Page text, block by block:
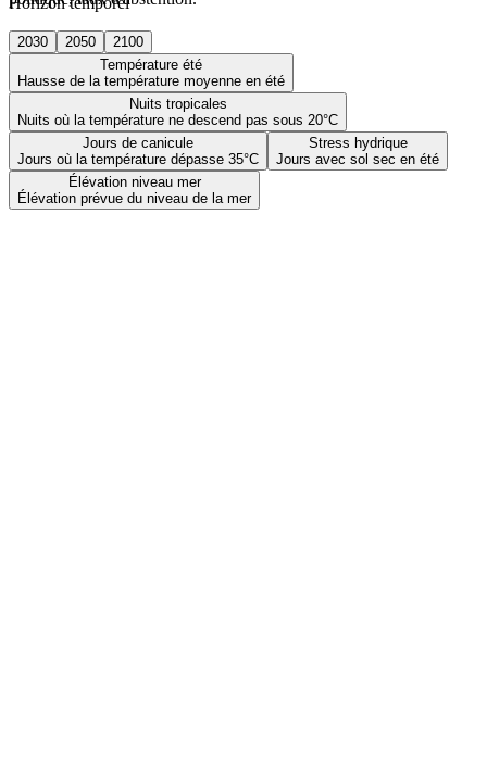
2030 2050
2100
Température été
Hausse de la température moyenne en été
Nuits tropicales
Nuits où la température ne descend pas sous 20°C
Jours de canicule
Jours où la température dépasse 35°C
Stress hydrique
Jours avec sol sec en été
Élévation niveau mer
Élévation prévue du niveau de la mer